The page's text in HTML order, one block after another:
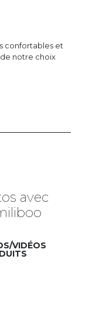
confortables et
de notre choix
avec
VIDÉOS